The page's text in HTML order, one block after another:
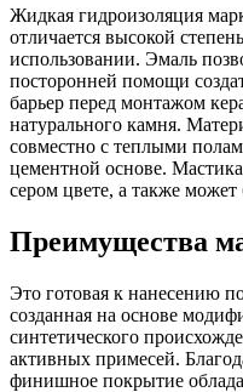
Жидкая гидроизоляция
отличается высокой
использовании. Эмаль
посторонней помощи
барьер перед монтажом
натурального камня.
совместно с теплыми
цементной основе.
сером цвете, а также может
Преимущества
Это готовая к нанесению
созданная на основе
синтетического
активных примесей.
финишное покрытие